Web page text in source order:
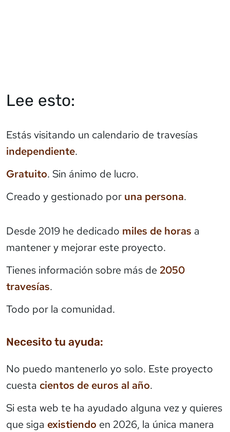
Lee esto:
Estás visitando un calendario de travesías
independiente.
Gratuito. Sin ánimo de lucro.
Creado y gestionado por una persona.
Desde 2019 he dedicado miles de horas a
mantener y mejorar este proyecto.
Tienes información sobre más de 2050
travesías.
Todo por la comunidad.
Necesito tu ayuda:
No puedo mantenerlo yo solo. Este proyecto
cuesta cientos de euros al año.
Si esta web te ha ayudado alguna vez y quieres
que siga existiendo en 2026, la única manera